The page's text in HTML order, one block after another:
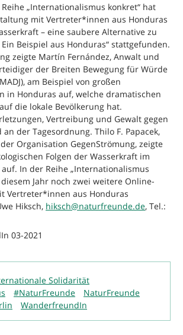
„Internationalismus konkret“ hat
mit Vertreter*innen aus Honduras
– eine saubere Alternative zu
Beispiel aus Honduras“ stattgefunden.
zeigte Martín Fernández, Anwalt und
der Breiten Bewegung für Würde
am Beispiel von großen
in Honduras auf, welche dramatischen
die lokale Bevölkerung hat.
Vertreibung und Gewalt gegen
der Tagesordnung. Thilo F. Papacek,
Organisation GegenStrömung, zeigte
Folgen der Wasserkraft im
In der Reihe „Internationalismus
Jahr noch zwei weitere Online-
Vertreter*innen aus Honduras
Hiksch, hiksch@naturfreunde.de, Tel.:
03-2021
Solidarität
#NaturFreunde
NaturFreunde
WanderfreundIn